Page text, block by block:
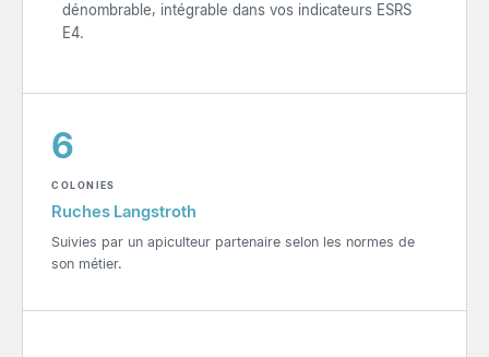
dénombrable, intégrable dans vos indicateurs ESRS
E4.
6
COLONIES
Ruches Langstroth
Suivies par un apiculteur partenaire selon les normes de
son métier.